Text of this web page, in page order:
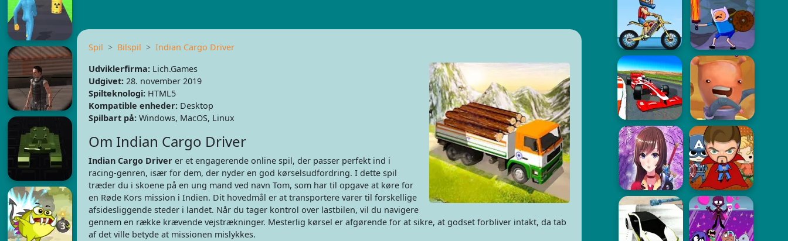
Spil Bilspil
Indian Cargo Driver
Udviklerfirma:Lich.Games
Udgivet:28. november 2019
Spilteknologi:HTML5
Kompatible enheder:Desktop
Spilbart på:Windows, MacOS, Linux
Om Indian Cargo Driver
Indian Cargo Driverer et engagerende online spil, der passer perfekt ind i
racing-genren, især for dem, der nyder en god kørselsudfordring. I dette spil
træder du i skoene på en ung mand ved navn Tom, som har til opgave at køre for
en Røde Kors mission i Indien. Dit hovedmål er at transportere varer til forskellige
afsidesliggende steder i landet. Når du tager kontrol over lastbilen, vil du navigere
gennem en række krævende vejstrækninger. Mesterlig kørsel er afgørende for at sikre, at godset forbliver intakt, da tab
af det ville betyde at missionen mislykkes.